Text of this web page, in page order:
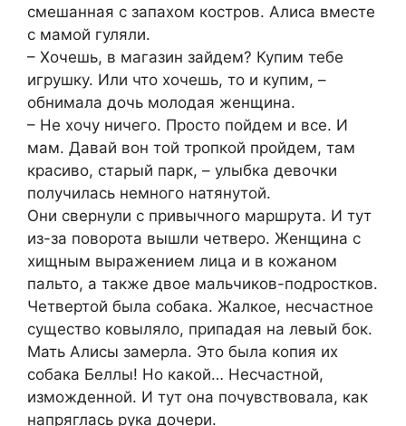
смешанная с запахом костров. Алиса вместе
с мамой гуляли.
– Хочешь, в магазин зайдем? Купим тебе
игрушку. Или что хочешь, то и купим, –
обнимала дочь молодая женщина.
– Не хочу ничего. Просто пойдем и все. И
мам. Давай вон той тропкой пройдем, там
красиво, старый парк, – улыбка девочки
получилась немного натянутой.
Они свернули с привычного маршрута. И тут
из-за поворота вышли четверо. Женщина с
хищным выражением лица и в кожаном
пальто, а также двое мальчиков-подростков.
Четвертой была собака. Жалкое, несчастное
существо ковыляло, припадая на левый бок.
Мать Алисы замерла. Это была копия их
собака Беллы! Но какой… Несчастной,
изможденной. И тут она почувствовала, как
напряглась рука дочери.